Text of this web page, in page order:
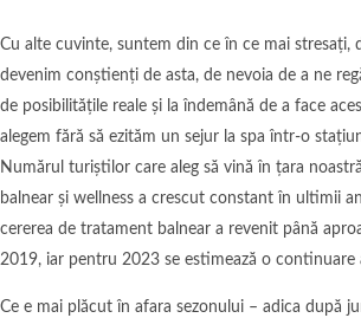
Cu alte cuvinte, suntem din ce în ce mai stresați,
devenim conștienți de asta, de nevoia de a ne
de posibilitățile reale și la îndemână de a face
alegem fără să ezităm un sejur la spa într-o
Numărul turiștilor care aleg să vină în țara
balnear și wellness a crescut constant în ultimii
cererea de tratament balnear a revenit până
2019, iar pentru 2023 se estimează o continuare
Ce e mai plăcut în afara sezonului – adica după